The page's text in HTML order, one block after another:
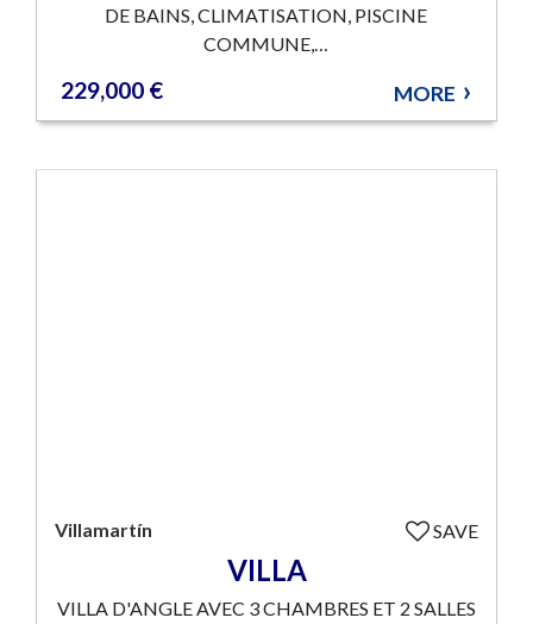
DE BAINS, CLIMATISATION, PISCINE
COMMUNE,…
229,000 € MORE
Villamartín SAVE
VILLA
VILLA D'ANGLE AVEC 3 CHAMBRES ET 2 SALLES